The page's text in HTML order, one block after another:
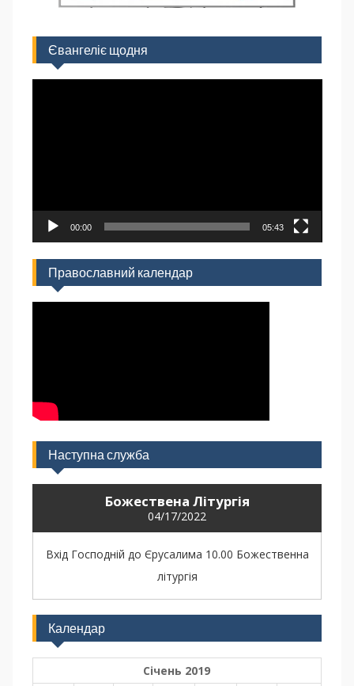
Євангеліє щодня
00:00 05:43
Православний календар
Наступна служба
Божествена Літургія
04/17/2022
Вхід Господній до Єрусалима 10.00 Божественна
літургія
Календар
Січень 2019